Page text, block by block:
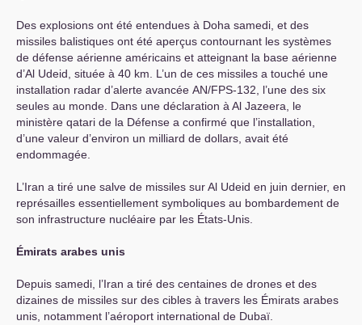
Des explosions ont été entendues à Doha samedi, et des
missiles balistiques ont été aperçus contournant les systèmes
de défense aérienne américains et atteignant la base aérienne
d’Al Udeid, située à 40 km. L’un de ces missiles a touché une
installation radar d’alerte avancée AN/FPS-132, l’une des six
seules au monde. Dans une déclaration à Al Jazeera, le
ministère qatari de la Défense a confirmé que l’installation,
d’une valeur d’environ un milliard de dollars, avait été
endommagée.
L’Iran a tiré une salve de missiles sur Al Udeid en juin dernier, en
représailles essentiellement symboliques au bombardement de
son infrastructure nucléaire par les États-Unis.
Émirats arabes unis
Depuis samedi, l’Iran a tiré des centaines de drones et des
dizaines de missiles sur des cibles à travers les Émirats arabes
unis, notamment l’aéroport international de Dubaï.